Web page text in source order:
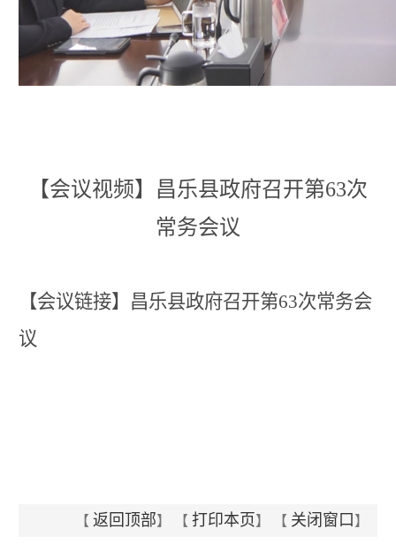
【会议视频】昌乐县政府召开第63次
常务会议
【会议链接】昌乐县政府召开第63次常务会
议
【返回顶部】 【打印本页】 【 关闭窗口 】